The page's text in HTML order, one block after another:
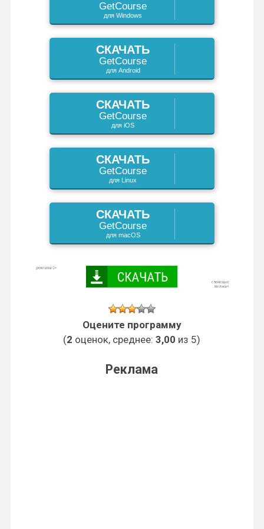
n
n m т
ь
GetCourse
для Windows
СКАЧАТЬ
GetCourse
для Android
СКАЧАТЬ
GetCourse
для iOS
СКАЧАТЬ
GetCourse
для Linux
СКАЧАТЬ
GetCourse
для macOS
Оцените программу
(2 оценок, среднее:3,00 из 5)
Реклама